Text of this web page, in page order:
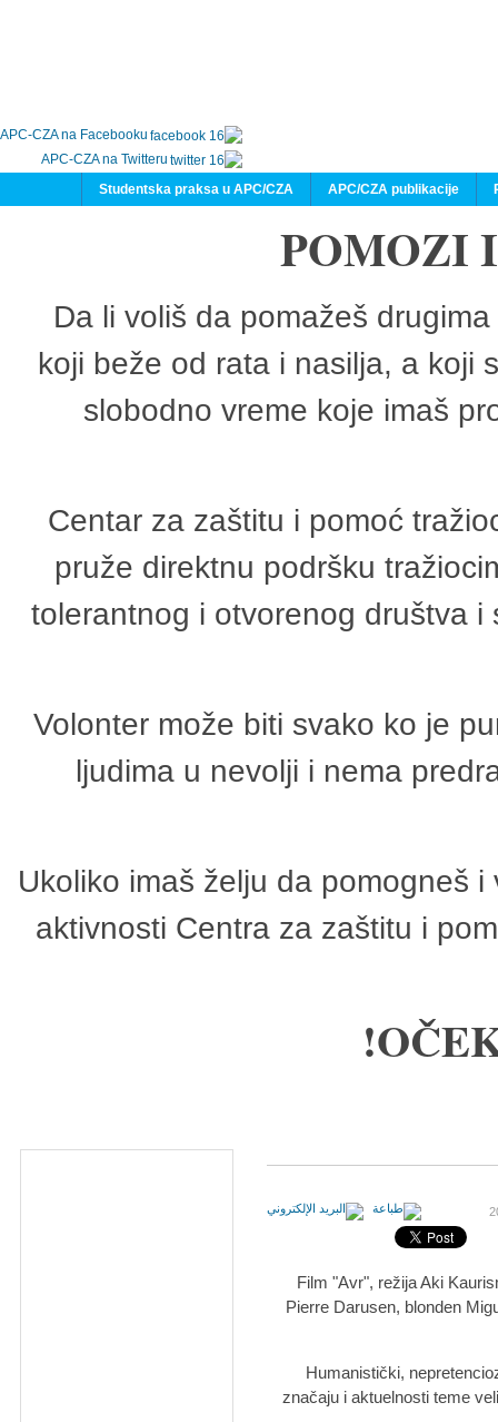
APC-CZA na Facebooku
APC-CZA na Twitteru
APC/CZA publikacije
Studentska praksa u APC/CZA
POMOZI
Da li voliš da pomažeš
koji beže od rata i nasilja, a koji
slobodno vreme koje imaš
Centar za zaštitu i pomoć
pruže direktnu podršku
tolerantnog i otvorenog društva
Volonter može biti svako ko je
ljudima u nevolji i nema
Ukoliko imaš želju da pomogneš
aktivnosti Centra za zaštitu i
Film "Avr", režija Aki
Pierre Darusen, blonden
Humanistički,
značaju i aktuelnosti teme